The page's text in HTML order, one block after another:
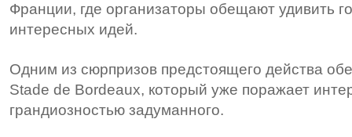
Франции, где организаторы обещают удивить
интересных идей.
Одним из сюрпризов предстоящего действа
Stade de Bordeaux, который уже поражает
грандиозностью задуманного.